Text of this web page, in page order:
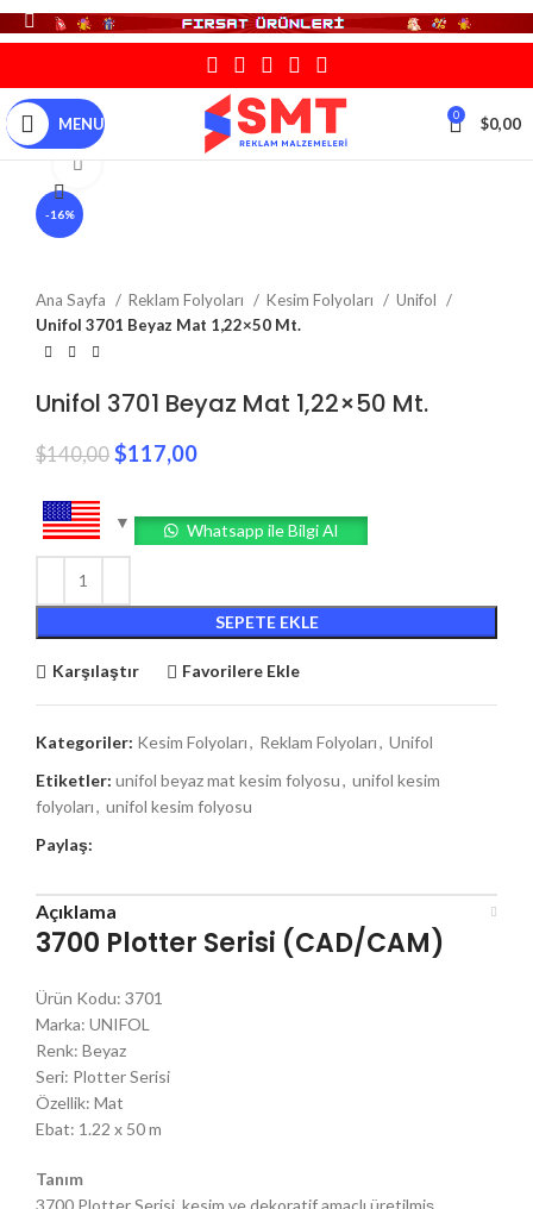
MENU 0 $0,00
-16%
Ana Sayfa Reklam Folyoları Kesim Folyoları
Unifol
Unifol 3701 Beyaz Mat 1,22×50 Mt.
Unifol 3701 Beyaz Mat 1,22×50 Mt.
$140,00 $117,00
Whatsapp ile Bilgi Al
SEPETE EKLE
Karşılaştır Favorilere Ekle
Kategoriler: Kesim Folyoları, Reklam Folyoları, Unifol
Etiketler: unifol beyaz mat kesim folyosu, unifol kesim
folyoları, unifol kesim folyosu
Paylaş:
Açıklama
3700 Plotter Serisi (CAD/CAM)
Ürün Kodu: 3701
Marka: UNIFOL
Renk: Beyaz
Seri: Plotter Serisi
Özellik: Mat
Ebat: 1.22 x 50 m
Tanım
3700 Plotter Serisi, kesim ve dekoratif amaçlı üretilmiş